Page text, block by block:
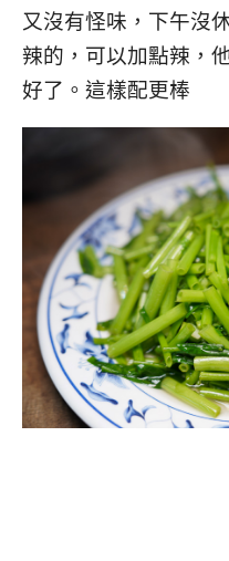
又沒有怪味，下午沒
辣的，可以加點辣，
好了。這樣配更棒